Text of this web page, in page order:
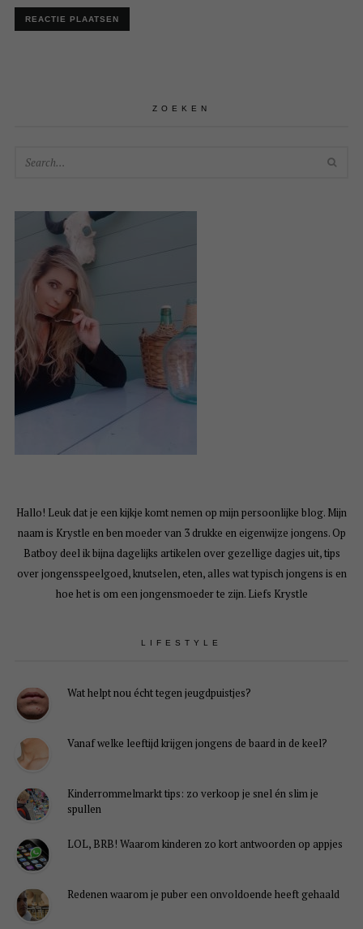
ZOEKEN
Hallo! Leuk dat je een kijkje komt nemen op mijn persoonlijke blog. Mijn
naam is Krystle en ben moeder van 3 drukke en eigenwijze jongens. Op
Batboy deel ik bijna dagelijks artikelen over gezellige dagjes uit, tips
over jongensspeelgoed, knutselen, eten, alles wat typisch jongens is en
hoe het is om een jongensmoeder te zijn. Liefs Krystle
LIFESTYLE
Wat helpt nou écht tegen jeugdpuistjes?
Vanaf welke leeftijd krijgen jongens de baard in de keel?
Kinderrommelmarkt tips: zo verkoop je snel én slim je
spullen
LOL, BRB! Waarom kinderen zo kort antwoorden op appjes
Redenen waarom je puber een onvoldoende heeft gehaald